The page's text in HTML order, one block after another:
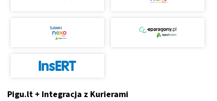
Pigu.lt + Integracja z Kurierami